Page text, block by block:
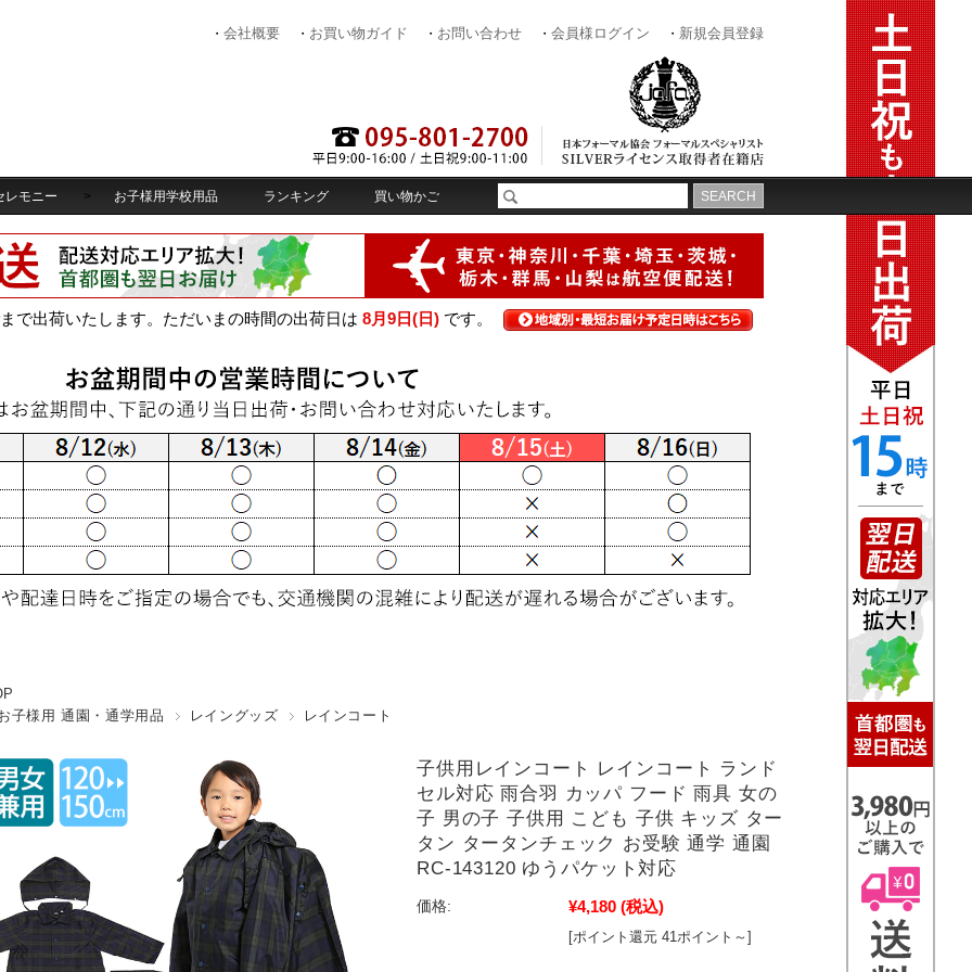
子様用 通園・通学用品
レイングッズ レインコート
子供用レインコート レインコート ランド
セル対応 雨合羽 カッパ フード 雨具 女の
子 男の子 子供用 こども 子供 キッズ ター
タン タータンチェック お受験 通学 通園
RC-143120 ゆうパケット対応
価格: ¥4,180 (税込)
[ポイント還元 41ポイント～]